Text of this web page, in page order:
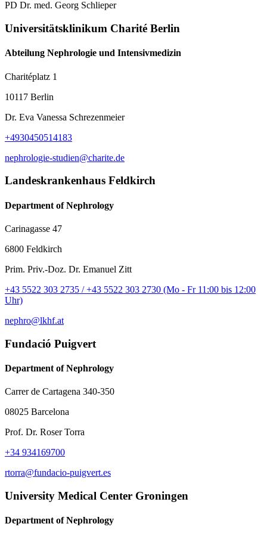
PD Dr. med. Georg Schlieper
Universitätsklinikum Charité Berlin
Abteilung Nephrologie und Intensivmedizin
Charitéplatz 1
10117 Berlin
Dr. Eva Vanessa Schrezenmeier
+4930450514183
nephrologie-studien@charite.de
Landeskrankenhaus Feldkirch
Department of Nephrology
Carinagasse 47
6800 Feldkirch
Prim. Priv.-Doz. Dr. Emanuel Zitt
+43 5522 303 2735 / +43 5522 303 2730 (Mo - Fr 11:00 bis 12:00
Uhr)
nephro@lkhf.at
Fundació Puigvert
Department of Nephrology
Carrer de Cartagena 340-350
08025 Barcelona
Prof. Dr. Roser Torra
+34 934169700
rtorra@fundacio-puigvert.es
University Medical Center Groningen
Department of Nephrology